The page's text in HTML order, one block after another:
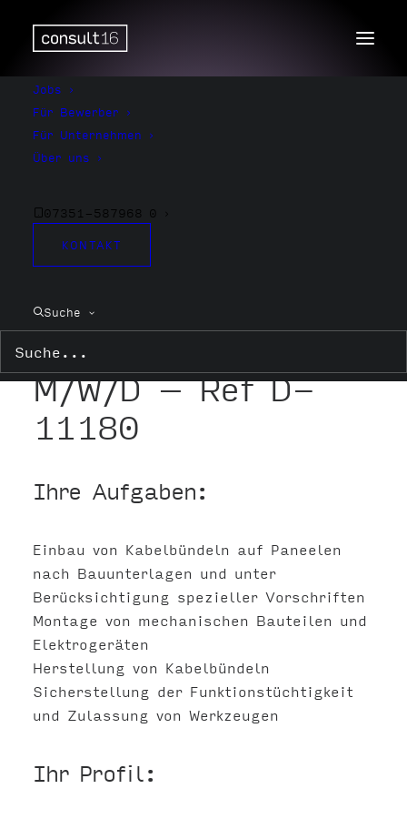
Jobs
Für Bewerber
Für Unternehmen
Über uns
07351-587968 0
KONTAKT
Suche
Im Auftrag unseres Mandanten, einem
in Laupheim suchen wir im Rahmen der
Mitarbeiter
Elektromontage |
M/W/D – Ref D-
11180
Ihre Aufgaben:
Einbau von Kabelbündeln auf Paneelen
nach Bauunterlagen und unter
Berücksichtigung spezieller Vorschriften
Montage von mechanischen Bauteilen und
Elektrogeräten
Herstellung von Kabelbündeln
Sicherstellung der Funktionstüchtigkeit
und Zulassung von Werkzeugen
Ihr Profil: